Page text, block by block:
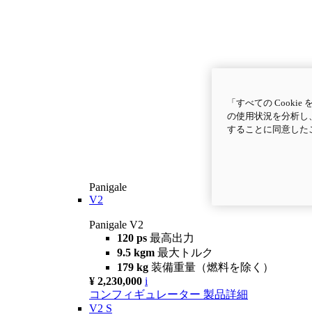
Panigale
V2
Panigale V2
120 ps 最高出力
9.5 kgm 最大トルク
179 kg 装備重量（燃料を除く）
¥ 2,230,000 i
コンフィギュレーター 製品詳細
V2 S
「すべての Cookie
の使用状況を分析し
することに同意し